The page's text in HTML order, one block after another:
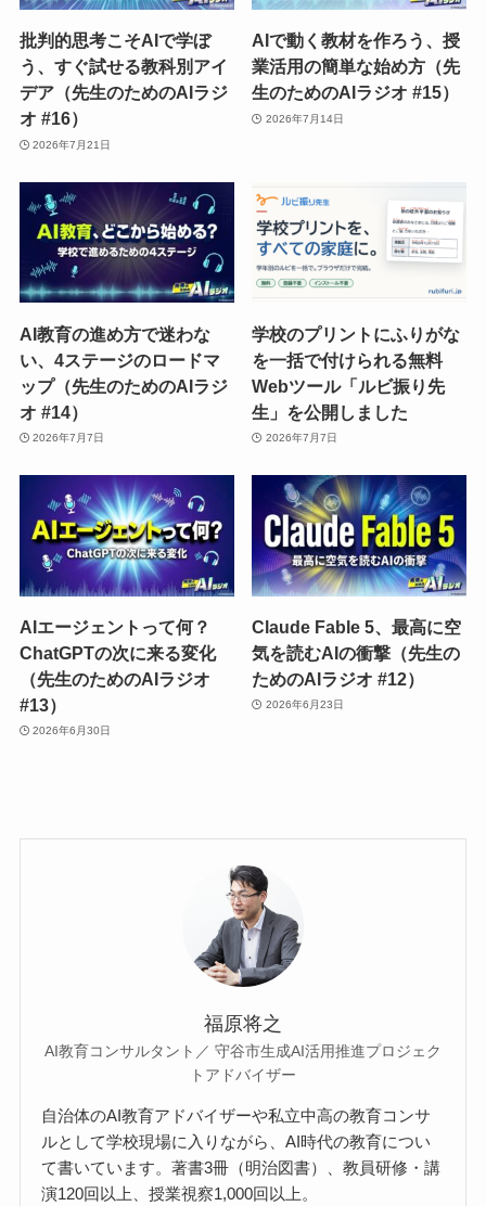
批判的思考こそAIで学ぼ
う、すぐ試せる教科別アイ
デア（先生のためのAIラジ
オ #16）
2026年7月21日
AIで動く教材を作ろう、授
業活用の簡単な始め方（先
生のためのAIラジオ #15）
2026年7月14日
AI教育の進め方で迷わな
い、4ステージのロードマ
ップ（先生のためのAIラジ
オ #14）
2026年7月7日
学校のプリントにふりがな
を一括で付けられる無料
Webツール「ルビ振り先
生」を公開しました
2026年7月7日
AIエージェントって何？
ChatGPTの次に来る変化
（先生のためのAIラジオ
#13）
2026年6月30日
Claude Fable 5、最高に空
気を読むAIの衝撃（先生の
ためのAIラジオ #12）
2026年6月23日
福原将之
AI教育コンサルタント／ 守谷市生成AI活用推進プロジェク
トアドバイザー
自治体のAI教育アドバイザーや私立中高の教育コンサ
ルとして学校現場に入りながら、AI時代の教育につい
て書いています。著書3冊（明治図書）、教員研修・講
演120回以上、授業視察1,000回以上。